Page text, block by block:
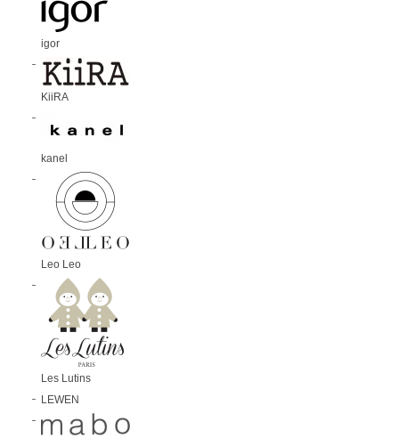
igor
KiiRA
kanel
Leo Leo
Les Lutins
LEWEN